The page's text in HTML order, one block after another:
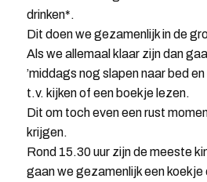
drinken*.
Dit doen we gezamenlijk in de
Als we allemaal klaar zijn dan
’middags nog slapen naar bed
t.v. kijken of een boekje lezen.
Dit om toch even een rust
krijgen.
Rond 15.30 uur zijn de meeste
gaan we gezamenlijk een